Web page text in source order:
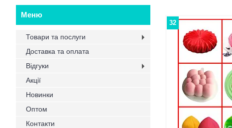
32
Товари та послуги
Доставка та оплата
Відгуки
Акції
Новинки
Оптом
Контакти